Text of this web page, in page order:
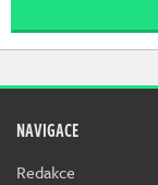
NAVIGACE
Redakce